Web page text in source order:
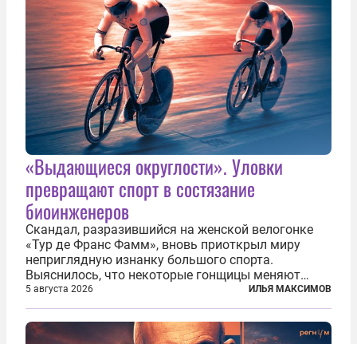
«Выдающиеся округлости». Уловки
превращают спорт в состязание
биоинженеров
Скандал, разразившийся на женской велогонке
«Тур де Франс Фамм», вновь приоткрыл миру
неприглядную изнанку большого спорта.
Выяснилось, что некоторые гонщицы меняют
размер груди ради улучшения аэродинамики. За
фасадом труда, мастерства, упорства и
благородства, которые мы привыкли
ассоциировать с...
5 августа 2026 ИЛЬЯ МАКСИМОВ